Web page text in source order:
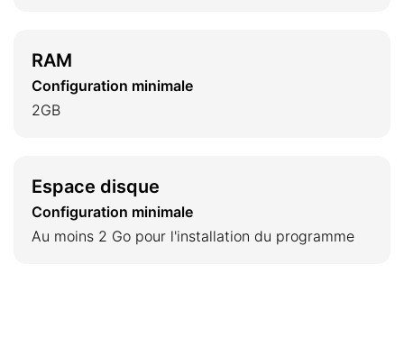
RAM
Configuration minimale
2GB
Espace disque
Configuration minimale
Au moins 2 Go pour l'installation du programme